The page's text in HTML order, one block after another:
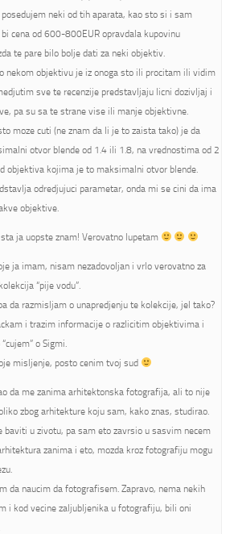
neki od tih aparata, kao sto si i sam
cena od 600-800EUR opravdala kupovinu
te pare bilo bolje dati za neki objektiv.
nekom objektivu je iz onoga sto ili procitam ili vidim
sve te recenzije predstavljaju licni dozivljaj i
pa su sa te strane vise ili manje objektivne.
moze cuti (ne znam da li je to zaista tako) je da
otvor blende od 1.4 ili 1.8, na vrednostima od 2
objektiva kojima je to maksimalni otvor blende.
odredjujuci parametar, onda mi se cini da ima
objektive.
ja uopste znam! Verovatno lupetam
ja imam, nisam nezadovoljan i vrlo verovatno za
“pije vodu”.
da razmisljam o unapredjenju te kolekcije, jel tako?
i trazim informacije o razlicitim objektivima i
o Sigmi.
misljenje, posto cenim tvoj sud
da me zanima arhitektonska fotografija, ali to nije
zbog arhitekture koju sam, kako znas, studirao.
baviti u zivotu, pa sam eto zavrsio u sasvim necem
zanima i eto, mozda kroz fotografiju mogu
da naucim da fotografisem. Zapravo, nema nekih
i kod vecine zaljubljenika u fotografiju, bili oni